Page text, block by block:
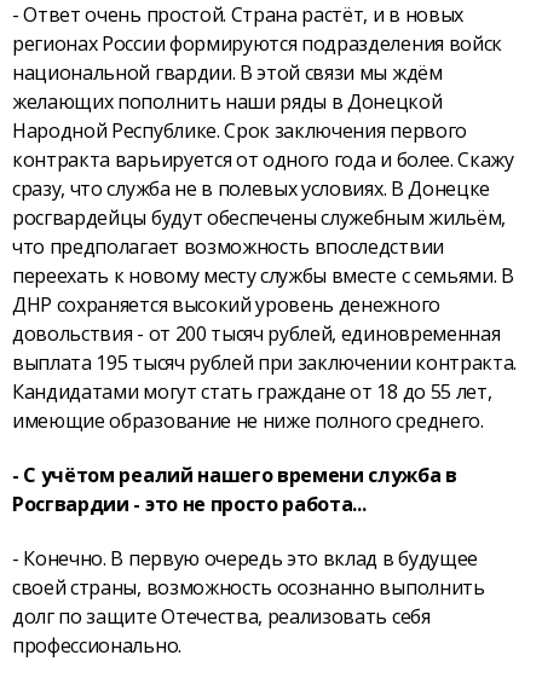
- Ответ очень простой. Страна растёт, и в новых
регионах России формируются подразделения войск
национальной гвардии. В этой связи мы ждём
желающих пополнить наши ряды в Донецкой
Народной Республике. Срок заключения первого
контракта варьируется от одного года и более. Скажу
сразу, что служба не в полевых условиях. В Донецке
росгвардейцы будут обеспечены служебным жильём,
что предполагает возможность впоследствии
переехать к новому месту службы вместе с семьями. В
ДНР сохраняется высокий уровень денежного
довольствия - от 200 тысяч рублей, единовременная
выплата 195 тысяч рублей при заключении контракта.
Кандидатами могут стать граждане от 18 до 55 лет,
имеющие образование не ниже полного среднего.
- С учётом реалий нашего времени служба в
Росгвардии - это не просто работа...
- Конечно. В первую очередь это вклад в будущее
своей страны, возможность осознанно выполнить
долг по защите Отечества, реализовать себя
профессионально.